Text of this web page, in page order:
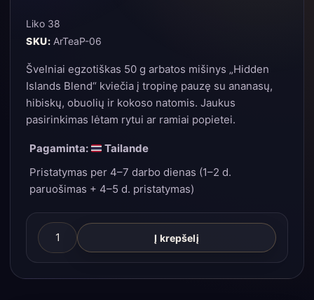
Liko 38
SKU: ArTeaP-06
Švelniai egzotiškas 50 g arbatos mišinys „Hidden
Islands Blend“ kviečia į tropinę pauzę su ananasų,
hibiskų, obuolių ir kokoso natomis. Jaukus
pasirinkimas lėtam rytui ar ramiai popietei.
Pagaminta:
Tailande
Pristatymas per 4–7 darbo dienas (1–2 d.
paruošimas + 4–5 d. pristatymas)
produkto
kiekis:
50
Į krepšelį